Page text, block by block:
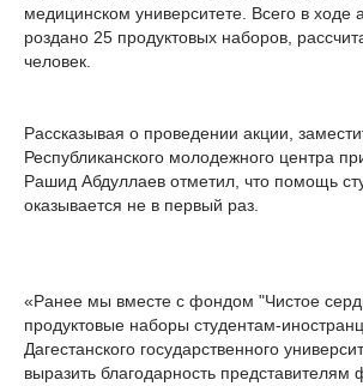
медицинском университете. Всего в ходе
роздано 25 продуктовых наборов,
человек.
Рассказывая о проведении акции,
Республиканского молодежного центра
Рашид Абдуллаев отметил, что помощь
оказывается не в первый раз.
«Ранее мы вместе с фондом "Чистое
продуктовые наборы студентам-
Дагестанского государственного
выразить благодарность представителям